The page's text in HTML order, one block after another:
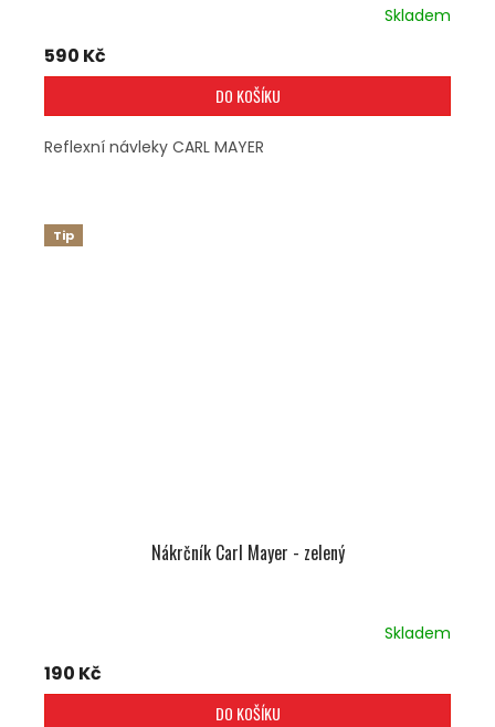
Skladem
590 Kč
DO KOŠÍKU
Reflexní návleky CARL MAYER
Tip
Nákrčník Carl Mayer - zelený
Skladem
190 Kč
DO KOŠÍKU